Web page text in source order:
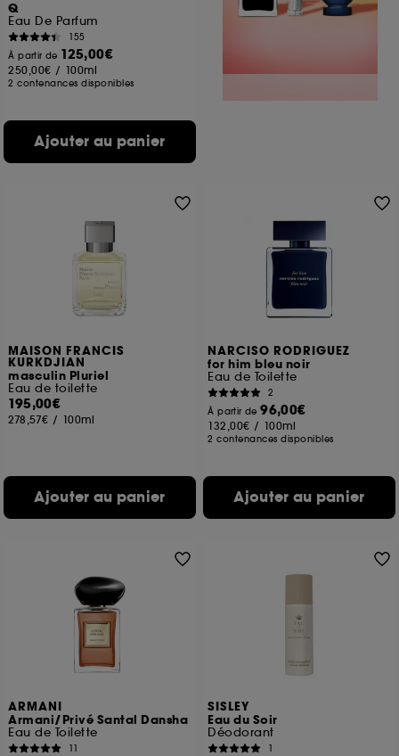
Q
Eau De Parfum
155
À partir de 125,00€
250,00€ / 100ml
2 contenances disponibles
Ajouter au panier
MAISON FRANCIS
KURKDJIAN
masculin Pluriel
Eau de toilette
195,00€
278,57€ / 100ml
Ajouter au panier
NARCISO RODRIGUEZ
for him bleu noir
Eau de Toilette
2
À partir de96,00€
132,00€ / 100ml
2 contenances disponibles
Ajouter au panier
ARMANI
Armani/Privé Santal Dansha
Eau de Toilette
11
SISLEY
Eau du Soir
Déodorant
1